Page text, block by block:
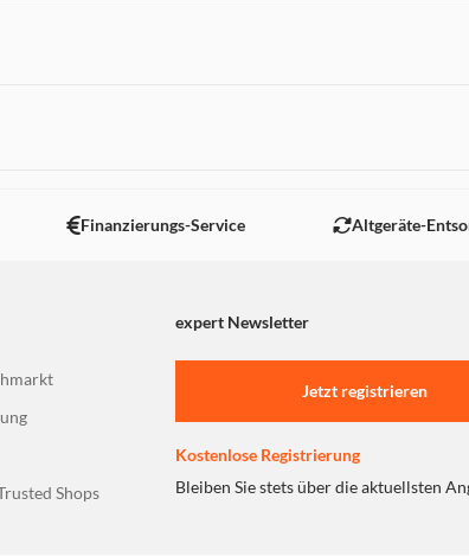
Finanzierungs-Service Altgeräte-
expert Newsletter
Shops
Jetzt registrieren
Kostenlose Registrierung
Bleiben Sie stets über die aktuellsten